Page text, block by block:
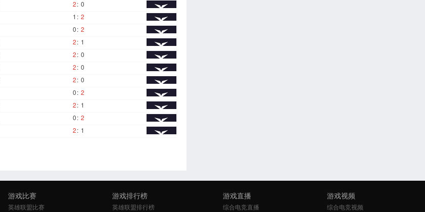
2: 0
1 : 2
0: 2
2: 1
2: 0
2: 0
2: 0
0: 2
2: 1
0: 2
2: 1
游戏比赛
英雄联盟比赛
游戏排行榜
英雄联盟排行榜
游戏直播
综合电竞直播
游戏视频
综合电竞视频